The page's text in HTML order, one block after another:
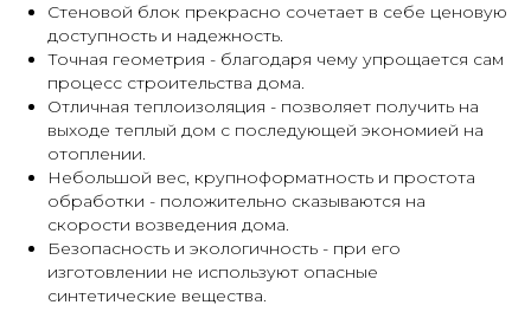
Стеновой блок прекрасно сочетает в себе ценовую
доступность и надежность.
Точная геометрия - благодаря чему упрощается сам
процесс строительства дома.
Отличная теплоизоляция - позволяет получить на
выходе теплый дом с последующей экономией на
отоплении.
Небольшой вес, крупноформатность и простота
обработки - положительно сказываются на
скорости возведения дома.
Безопасность и экологичность - при его
изготовлении не используют опасные
синтетические вещества.